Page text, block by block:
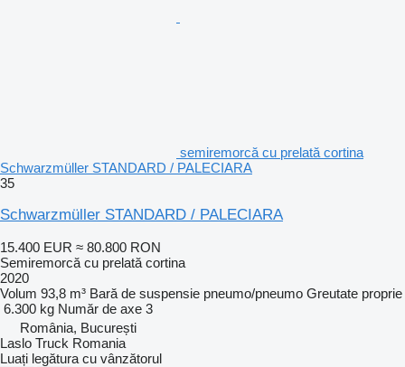
semiremorcă cu prelată cortina
Schwarzmüller STANDARD / PALECIARA
35
Schwarzmüller STANDARD / PALECIARA
15.400 EUR ≈ 80.800 RON
Semiremorcă cu prelată cortina
2020
Volum 93,8 m³ Bară de suspensie pneumo/pneumo Greutate proprie
6.300 kg Număr de axe 3
România, București
Laslo Truck Romania
Luați legătura cu vânzătorul